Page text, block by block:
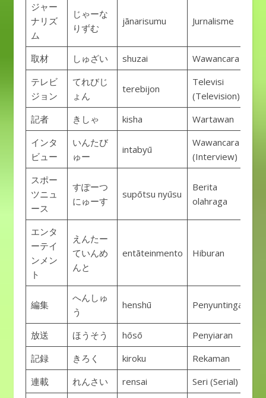
ジャー
ナリズ
ム
じゃーな
りずむ
jānarisumu Jurnalisme
取材 しゅざい shuzai
Wawancara
テレビ
ジョン
てれびじ
ょん
terebijon
Televisi
(Television)
記者
きしゃ kisha
Wartawan
インタ
ビュー
いんたび
ゅー
intabyū
Wawancara
(Interview)
スポー
ツニュ
ース
すぽーつ
にゅーす
supōtsu nyūsu
Berita
olahraga
エンタ
ーテイ
ンメン
ト
えんたー
ていんめ
んと
entāteinmento Hiburan
編集
へんしゅ
う
henshū Penyuntingan
放送 ほうそう hōsō
Penyiaran
記録
きろく kiroku
Rekaman
連載
れんさい rensai Seri (Serial)